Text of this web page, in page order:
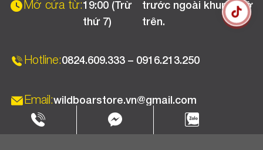
Mở cửa từ:19:00 (Trừ
thứ 7)
trước ngoài khung giờ
trên.
Hotline:0824.609.333 – 0916.213.250
Email:wildboarstore.vn@gmail.com